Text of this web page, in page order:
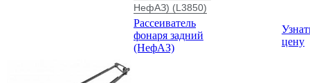
НефАЗ) (L3850)
Рассеиватель
фонаря задний
(НефАЗ)
цену